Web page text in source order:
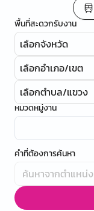
พื้นที่สะดวกรับงาน
เลือกจังหวัด
เลือกอำเภอ/เขต
เลือกตำบล/แขวง
หมวดหมู่งาน
คำที่ต้องการค้นหา